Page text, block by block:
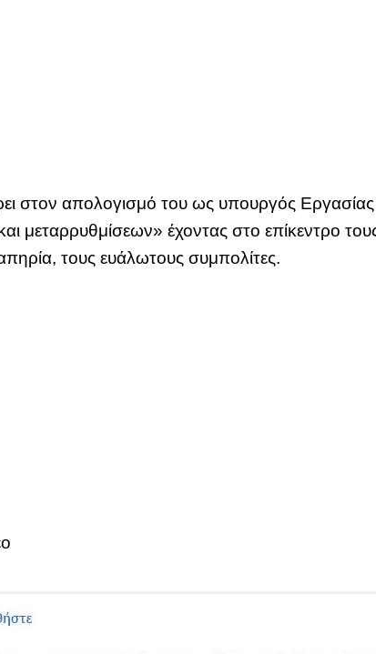
στον απολογισμό του ως υπουργός Εργασίας
μεταρρυθμίσεων» έχοντας στο επίκεντρο
τους ευάλωτους συμπολίτες.